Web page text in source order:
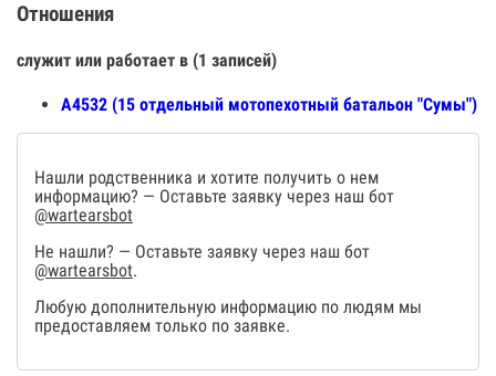
Отношения
служит или работает в (1 записей)
А4532 (15 отдельный мотопехотный батальон "Сумы")
Нашли родственника и хотите получить о нем
информацию? — Оставьте заявку через наш бот
@wartearsbot
Не нашли? — Оставьте заявку через наш бот
@wartearsbot.
Любую дополнительную информацию по людям мы
предоставляем только по заявке.